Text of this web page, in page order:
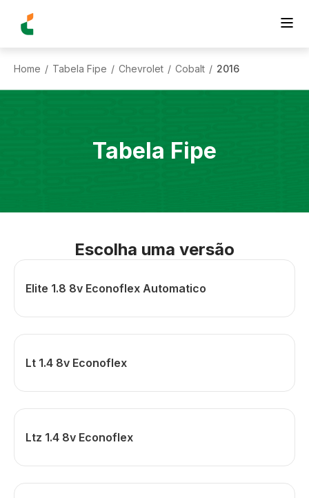
Home / Tabela Fipe / Chevrolet / Cobalt / 2016
Tabela Fipe
Escolha uma versão
Elite 1.8 8v Econoflex Automatico
Lt 1.4 8v Econoflex
Ltz 1.4 8v Econoflex